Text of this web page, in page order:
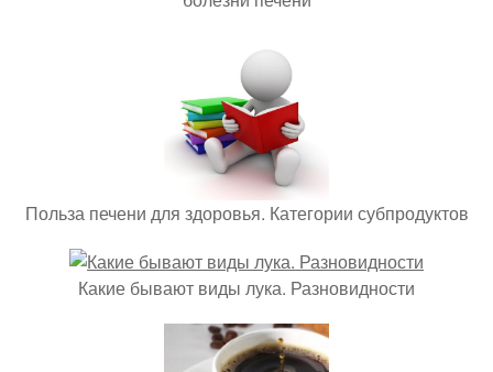
Польза печени для здоровья. Категории субпродуктов
Какие бывают виды лука. Разновидности